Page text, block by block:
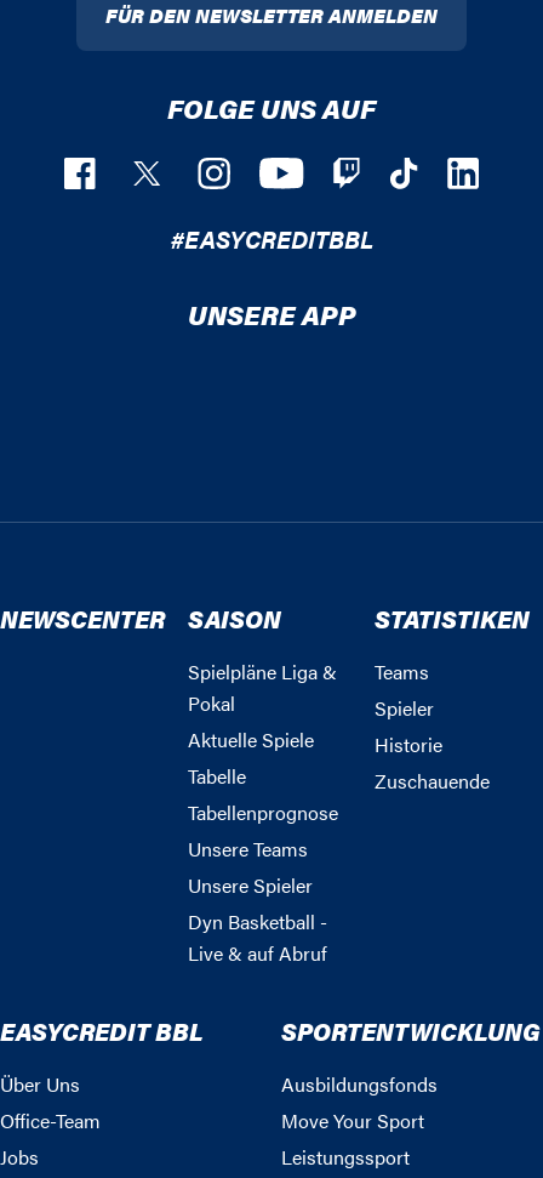
FÜR DEN NEWSLETTER ANMELDEN
FOLGE UNS AUF
#EASYCREDITBBL
UNSERE APP
NEWSCENTER SAISON
Spielpläne Liga &
Pokal
Aktuelle Spiele
Tabelle
Tabellenprognose
Unsere Teams
Unsere Spieler
Dyn Basketball -
Live & auf Abruf
STATISTIKEN
Teams
Spieler
Historie
Zuschauende
EASYCREDIT BBL
Über Uns
Office-Team
Jobs
SPORTENTWICKLUNG
Ausbildungsfonds
Move Your Sport
Leistungssport